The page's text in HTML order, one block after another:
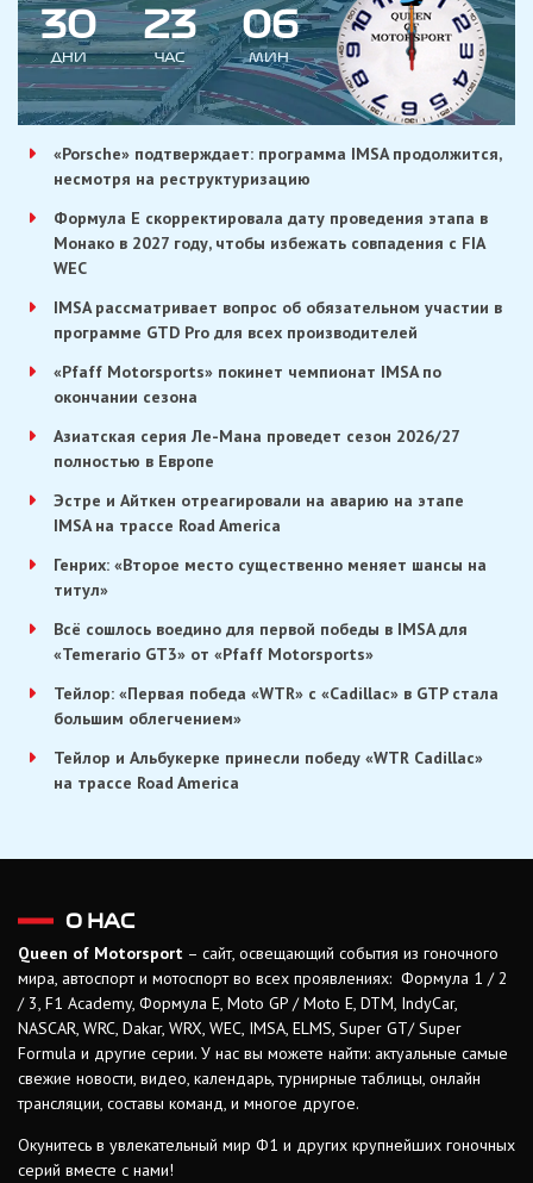
30
ДНИ
23
ЧАС
06
МИН
«Porsche» подтверждает: программа IMSA продолжится,
несмотря на реструктуризацию
Формула E скорректировала дату проведения этапа в
Монако в 2027 году, чтобы избежать совпадения с FIA
WEC
IMSA рассматривает вопрос об обязательном участии в
программе GTD Pro для всех производителей
«Pfaff Motorsports» покинет чемпионат IMSA по
окончании сезона
Азиатская серия Ле-Мана проведет сезон 2026/27
полностью в Европе
Эстре и Айткен отреагировали на аварию на этапе
IMSA на трассе Road America
Генрих: «Второе место существенно меняет шансы на
титул»
Всё сошлось воедино для первой победы в IMSA для
«Temerario GT3» от «Pfaff Motorsports»
Тейлор: «Первая победа «WTR» с «Cadillac» в GTP стала
большим облегчением»
Тейлор и Альбукерке принесли победу «WTR Cadillac»
на трассе Road America
О НАС
Queen of Motorsport – сайт, освещающий события из гоночного
мира, автоспорт и мотоспорт во всех проявлениях: Формула 1 / 2
/ 3, F1 Academy, Формула Е, Moto GP / Moto E, DTM, IndyCar,
NASCAR, WRC, Dakar, WRX, WEC, IMSA, ELMS, Super GT/ Super
Formula и другие серии. У нас вы можете найти: актуальные самые
свежие новости, видео, календарь, турнирные таблицы, онлайн
трансляции, составы команд, и многое другое.
Окунитесь в увлекательный мир Ф1 и других крупнейших гоночных
серий вместе с нами!